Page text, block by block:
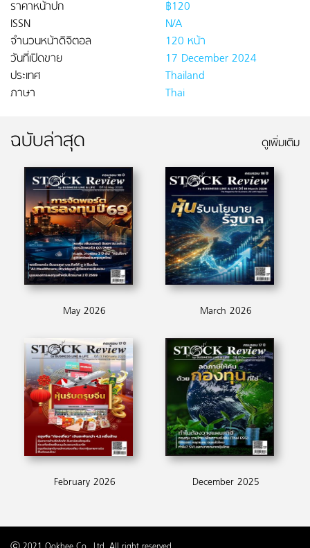
ราคาหน้าปก
฿120
ISSN
N/A
จำนวนหน้าดิจิตอล
120 หน้า
วันที่เปิดขาย
17 December 2024
ประเทศ
Thailand
ภาษา
Thai
ฉบับล่าสุด ดูเพิ่มเติม
May 2026 March 2026
February 2026 December 2025